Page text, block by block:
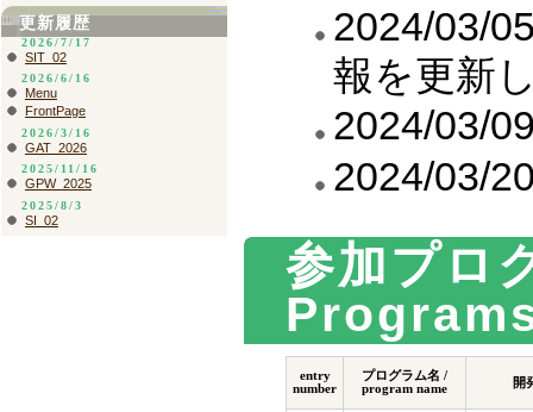
2024/03/
報を更新
2024/03/
2024/03/
参加プロ
entry
number
プログラム名 /
program name
開
更新履歴
2026/7/17
SIT_02
2026/6/16
Menu
FrontPage
2026/3/16
GAT_2026
2025/11/16
GPW_2025
2025/8/3
SI_02